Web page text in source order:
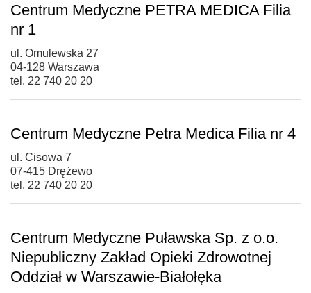
Centrum Medyczne PETRA MEDICA Filia
nr 1
ul. Omulewska 27
04-128 Warszawa
tel. 22 740 20 20
Centrum Medyczne Petra Medica Filia nr 4
ul. Cisowa 7
07-415 Drężewo
tel. 22 740 20 20
Centrum Medyczne Puławska Sp. z o.o.
Niepubliczny Zakład Opieki Zdrowotnej
Oddział w Warszawie-Białołęka